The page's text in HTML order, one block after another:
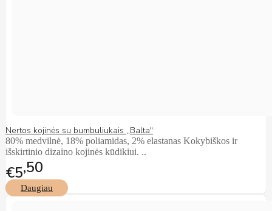
Nertos kojinės su bumbuliukais ,,Balta"
80% medvilnė, 18% poliamidas, 2% elastanas Kokybiškos ir
išskirtinio dizaino kojinės kūdikiui. ..
€5 50
Daugiau